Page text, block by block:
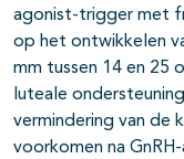
agonist-trigger met
op het ontwikkelen
mm tussen 14 en 25
luteale
vermindering van de
voorkomen na